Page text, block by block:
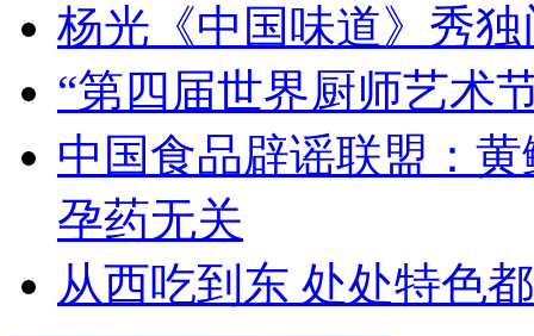
杨光《中国味道》秀
“第四届世界厨师艺术
中国食品辟谣联盟：
孕药无关
从西吃到东 处处特色